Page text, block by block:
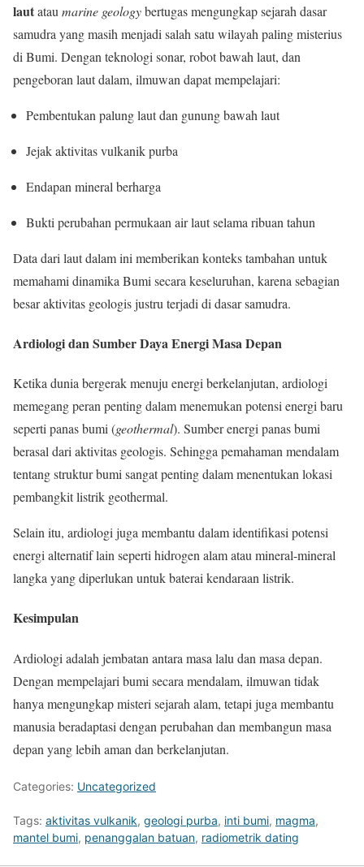
lautatau marine geologybertugas mengungkap sejarah dasar
samudra yang masih menjadi salah satu wilayah paling misterius
di Bumi. Dengan teknologi sonar, robot bawah laut, dan
pengeboran laut dalam, ilmuwan dapat mempelajari:
Pembentukan palung laut dan gunung bawah laut
Jejak aktivitas vulkanik purba
Endapan mineral berharga
Bukti perubahan permukaan air laut selama ribuan tahun
Data dari laut dalam ini memberikan konteks tambahan untuk
memahami dinamika Bumi secara keseluruhan, karena sebagian
besar aktivitas geologis justru terjadi di dasar samudra.
Ardiologi dan Sumber Daya Energi Masa Depan
Ketika dunia bergerak menuju energi berkelanjutan, ardiologi
memegang peran penting dalam menemukan potensi energi baru
seperti panas bumi (geothermal). Sumber energi panas bumi
berasal dari aktivitas geologis. Sehingga pemahaman mendalam
tentang struktur bumi sangat penting dalam menentukan lokasi
pembangkit listrik geothermal.
Selain itu, ardiologi juga membantu dalam identifikasi potensi
energi alternatif lain seperti hidrogen alam atau mineral-mineral
langka yang diperlukan untuk baterai kendaraan listrik.
Kesimpulan
Ardiologi adalah jembatan antara masa lalu dan masa depan.
Dengan mempelajari bumi secara mendalam, ilmuwan tidak
hanya mengungkap misteri sejarah alam, tetapi juga membantu
manusia beradaptasi dengan perubahan dan membangun masa
depan yang lebih aman dan berkelanjutan.
Categories: Uncategorized
Tags: aktivitas vulkanik, geologi purba, inti bumi, magma,
mantel bumi, penanggalan batuan, radiometrik dating